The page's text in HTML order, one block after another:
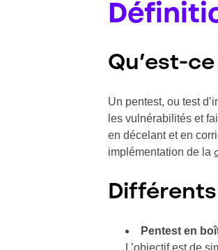
Qu’est-
Un pentest, ou test
les vulnérabilités et
en décelant et en
implémentation de la
Pentest en